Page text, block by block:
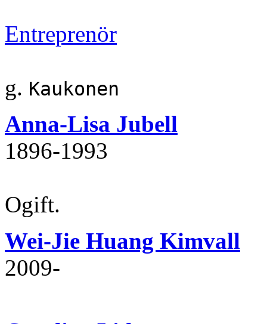
Entreprenör
g. Kaukonen
Anna-Lisa Jubell
1896‐1993
Ogift.
Wei-Jie Huang Kimvall
2009‐